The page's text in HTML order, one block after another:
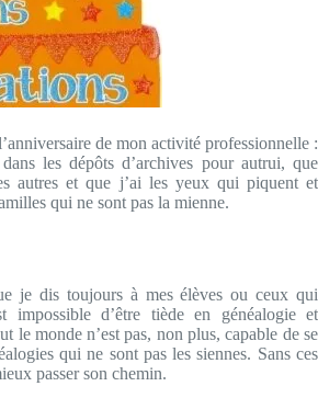
de mon activité professionnelle :
les dépôts d’archives pour autrui, que
autres et que j’ai les yeux qui piquent et
qui ne sont pas la mienne.
je dis toujours à mes élèves ou ceux qui
d’être tiède en généalogie et
le monde n’est pas, non plus, capable de se
qui ne sont pas les siennes. Sans ces
passer son chemin.